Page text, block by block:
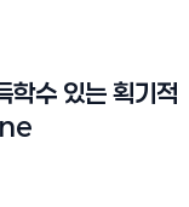
학수 있는 획기적